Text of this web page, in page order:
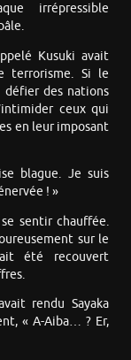
irrépressible
Kusuki avait
terrorisme. Si le
des nations
ceux qui
en leur imposant
blague. Je suis
! »
sentir chauffée.
sur le
été recouvert
rendu Sayaka
« A-Aiba… ? Er,